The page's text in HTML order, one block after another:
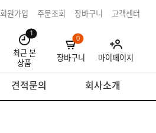
회원가입 주문조회 장바구니 고객센터
1
최근 본
상품
0
장바구니 마이페이지
견적문의 회사소개